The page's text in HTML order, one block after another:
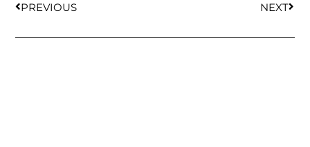
PREVIOUS NEXT